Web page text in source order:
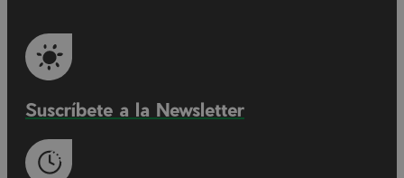
Suscríbete a la Newsletter